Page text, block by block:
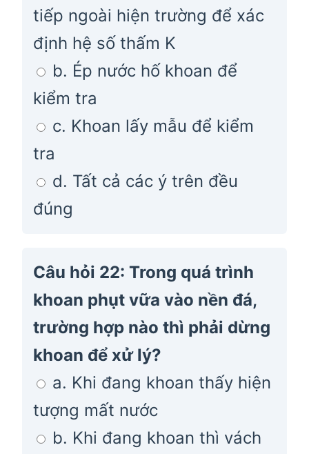
tiếp ngoài hiện trường để xác
định hệ số thấm K
b. Ép nước hố khoan để
kiểm tra
c. Khoan lấy mẫu để kiểm
tra
d. Tất cả các ý trên đều
đúng
Câu hỏi 22: Trong quá trình
khoan phụt vữa vào nền đá,
trường hợp nào thì phải dừng
khoan để xử lý?
a. Khi đang khoan thấy hiện
tượng mất nước
b. Khi đang khoan thì vách